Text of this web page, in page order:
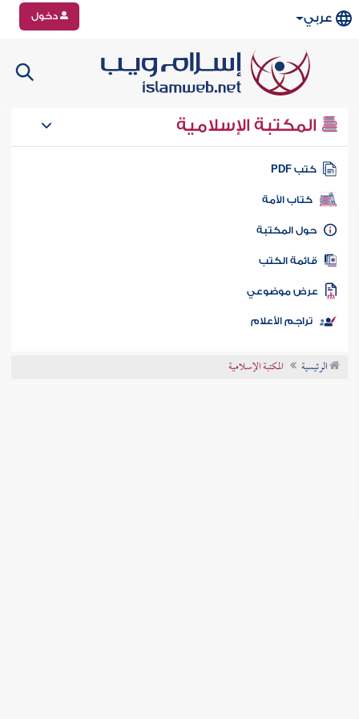
عربي دخول
المكتبة الإسلامية
كتب PDF
كتاب الأمة
المكتبة
الكتب
موضوعي
تراجم الأعلام
الرئيسية المكتبة الإسلامية